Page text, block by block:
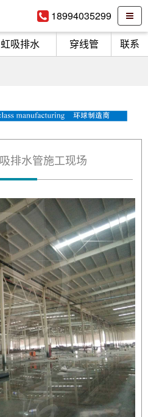
18994035299
虹吸排水 穿线管
联系
排水管施工现场